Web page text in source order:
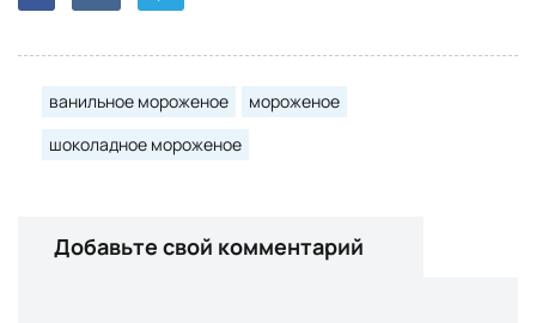
ванильное мороженое
мороженое
шоколадное мороженое
Добавьте свой комментарий